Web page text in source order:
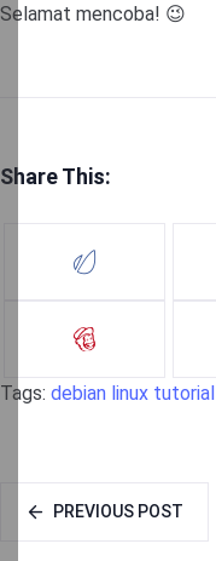
Selamat mencoba! 😉
Share This:
Tags: debian linux tutorial
PREVIOUS POST